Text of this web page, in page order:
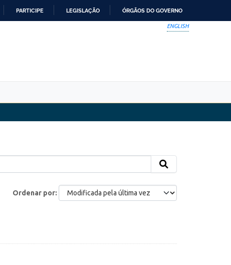
PARTICIPE LEGISLAÇÃO ÓRGÃOS DO GOVERNO
ENGLISH
Ordenar por